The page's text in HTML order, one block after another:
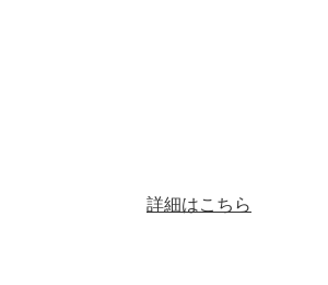
詳細はこちら